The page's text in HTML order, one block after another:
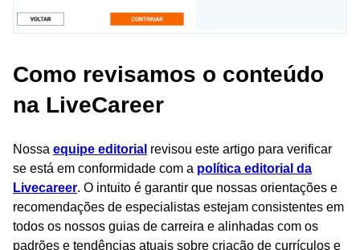
Como revisamos o conteúdo
na LiveCareer
Nossa equipe editorial revisou este artigo para verificar
se está em conformidade com a política editorial da
Livecareer. O intuito é garantir que nossas orientações e
recomendações de especialistas estejam consistentes em
todos os nossos guias de carreira e alinhadas com os
padrões e tendências atuais sobre criação de currículos e